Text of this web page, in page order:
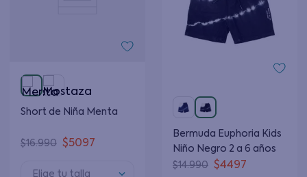
Short de Niña Menta
$16.990 $5097
Elige tu talla
Bermuda Euphoria Kids
Niño Negro 2 a 6 años
$14.990 $4497